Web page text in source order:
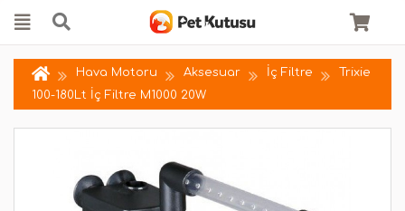
Hava Motoru Aksesuar İç Filtre
Trixie
100-180Lt İç Filtre M1000 20W